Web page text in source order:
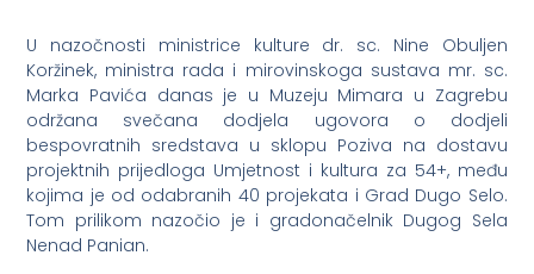
U nazočnosti ministrice kulture dr. sc. Nine Obuljen
Koržinek, ministra rada i mirovinskoga sustava mr. sc.
Marka Pavića danas je u Muzeju Mimara u Zagrebu
održana svečana dodjela ugovora o dodjeli
bespovratnih sredstava u sklopu Poziva na dostavu
projektnih prijedloga Umjetnost i kultura za 54+, među
kojima je od odabranih 40 projekata i Grad Dugo Selo.
Tom prilikom nazočio je i gradonačelnik Dugog Sela
Nenad Panian.